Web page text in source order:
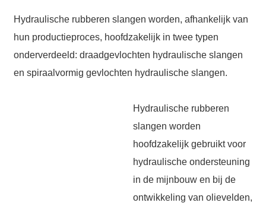
Hydraulische rubberen slangen worden, afhankelijk van
hun productieproces, hoofdzakelijk in twee typen
onderverdeeld: draadgevlochten hydraulische slangen
en spiraalvormig gevlochten hydraulische slangen.
Hydraulische rubberen
slangen worden
hoofdzakelijk gebruikt voor
hydraulische ondersteuning
in de mijnbouw en bij de
ontwikkeling van olievelden,
* Required field